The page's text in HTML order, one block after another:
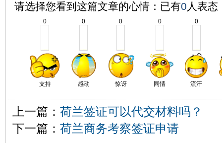
请选择您看到这篇文章的心情：已有0 人表态
0
支持
0
感动
0
惊讶
0
同情
0
流汗
上一篇： 荷兰签证可以代交材料吗？
下一篇： 荷兰商务考察签证申请